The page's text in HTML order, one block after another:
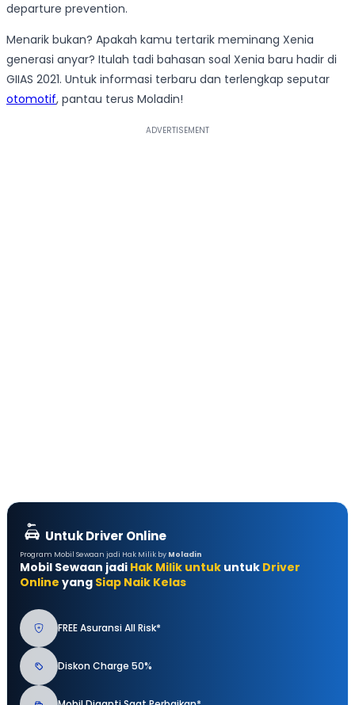
departure prevention.
Menarik bukan? Apakah kamu tertarik meminang Xenia
generasi anyar? Itulah tadi bahasan soal Xenia baru hadir di
GIIAS 2021. Untuk informasi terbaru dan terlengkap seputar
otomotif, pantau terus Moladin!
Untuk Driver Online
Program Mobil Sewaan jadi Hak Milik by Moladin
Mobil Sewaan jadi Hak Milik untuk untuk Driver
Online yang Siap Naik Kelas
FREE Asuransi All Risk*
Diskon Charge 50%